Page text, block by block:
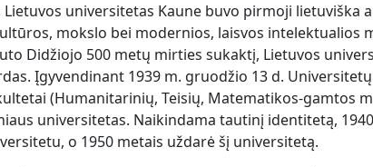
Lietuvos universitetas Kaune buvo pirmoji lietuviška
mokslo bei modernios, laisvos intelektualios
Didžiojo 500 metų mirties sukaktį, Lietuvos
Įgyvendinant 1939 m. gruodžio 13 d.
(Humanitarinių, Teisių, Matematikos-gamtos
universitetas. Naikindama tautinį identitetą,
o 1950 metais uždarė šį universitetą.